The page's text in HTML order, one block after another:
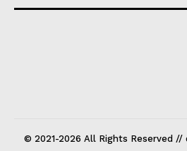
© 2021-2026 All Rights Reserved //